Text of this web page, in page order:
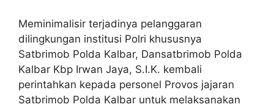
Meminimalisir terjadinya pelanggaran
dilingkungan institusi Polri khususnya
Satbrimob Polda Kalbar, Dansatbrimob Polda
Kalbar Kbp Irwan Jaya, S.I.K. kembali
perintahkan kepada personel Provos jajaran
Satbrimob Polda Kalbar untuk melaksanakan